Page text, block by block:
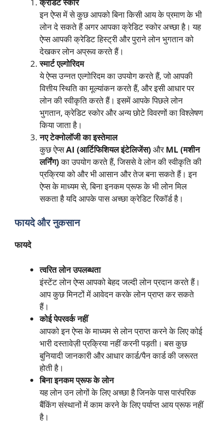
इन ऐप्स में से कुछ आपको बिना किसी आय के प्रमाण के भी
लोन दे सकते हैं अगर आपका क्रेडिट स्कोर अच्छा है। यह
ऐप्स आपकी क्रेडिट हिस्ट्री और पुराने लोन भुगतान को
देखकर लोन अप्रूव करते हैं।
स्मार्ट एल्गोरिदम
ये ऐप्स उन्नत एल्गोरिदम का उपयोग करते हैं, जो आपकी
वित्तीय स्थिति का मूल्यांकन करते हैं, और इसी आधार पर
लोन की स्वीकृति करते हैं। इसमें आपके पिछले लोन
भुगतान, क्रेडिट स्कोर और अन्य छोटे विवरणों का विश्लेषण
किया जाता है।
नए टेक्नोलॉजी का इस्तेमाल
कुछ ऐप्सAI (आर्टिफिशियल इंटेलिजेंस) औरML (मशीन
लर्निंग)का उपयोग करते हैं, जिससे वे लोन की स्वीकृति की
प्रक्रिया को और भी आसान और तेज बना सकते हैं। इन
ऐप्स के माध्यम से, बिना इनकम प्रूफ के भी लोन मिल
सकता है यदि आपके पास अच्छा क्रेडिट रिकॉर्ड है।
फायदे और नुकसान
फायदे
त्वरित लोन उपलब्धता
इंस्टेंट लोन ऐप्स आपको बेहद जल्दी लोन प्रदान करते हैं।
आप कुछ मिनटों में आवेदन करके लोन प्राप्त कर सकते
हैं।
कोई पेपरवर्क नहीं
आपको इन ऐप्स के माध्यम से लोन प्राप्त करने के लिए कोई
भारी दस्तावेज़ी प्रक्रिया नहीं करनी पड़ती। बस कुछ
बुनियादी जानकारी और आधार कार्ड/पैन कार्ड की जरूरत
होती है।
बिना इनकम प्रूफ के लोन
यह लोन उन लोगों के लिए अच्छा है जिनके पास पारंपरिक
बैंकिंग संस्थानों में काम करने के लिए पर्याप्त आय प्रूफ नहीं
है।